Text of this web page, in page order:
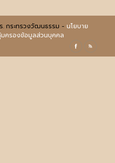
กระทรวงวัฒนธรรม - นโยบาย
มครองข้อมูลส่วนบุคคล